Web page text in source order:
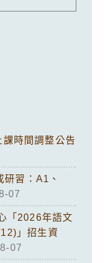
時間調整公告
習：A1、
07
「2026年語文
」招生資
07